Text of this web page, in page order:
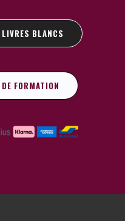
BLANCS
FORMATION